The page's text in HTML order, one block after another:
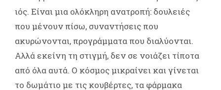
ιός. Είναι μια ολόκληρη ανατροπή: δουλειές
που μένουν πίσω, συναντήσεις που
ακυρώνονται, προγράμματα που διαλύονται.
Αλλά εκείνη τη στιγμή, δεν σε νοιάζει τίποτα
από όλα αυτά. Ο κόσμος μικραίνει και γίνεται
το δωμάτιο με τις κουβέρτες, τα φάρμακα